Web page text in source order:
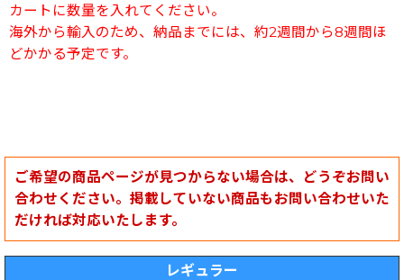
カートに数量を入れてください。
海外から輸入のため、納品までには、約2週間から8週間ほ
どかかる予定です。
ご希望の商品ページが見つからない場合は、どうぞお問い
合わせください。掲載していない商品もお問い合わせいた
だければ対応いたします。
レギュラー